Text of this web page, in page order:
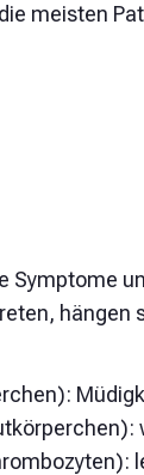
meisten
Symptome
hängen